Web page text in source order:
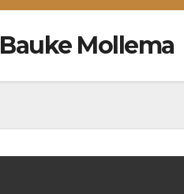
Bauke Mollema